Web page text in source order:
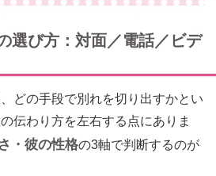
選び方：対面／電話／ビデ
どの手段で別れを切り出すかとい
伝わり方を左右する点にありま
・彼の性格の3軸で判断するのが